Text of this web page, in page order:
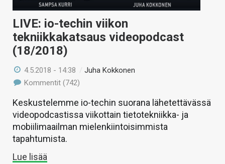
LIVE: io-techin viikon
tekniikkakatsaus videopodcast
(18/2018)
4.5.2018 - 14:38 /Juha Kokkonen
Kommentit (742)
Keskustelemme io-techin suorana lähetettävässä
videopodcastissa viikottain tietotekniikka- ja
mobiilimaailman mielenkiintoisimmista
tapahtumista.
Lue lisää